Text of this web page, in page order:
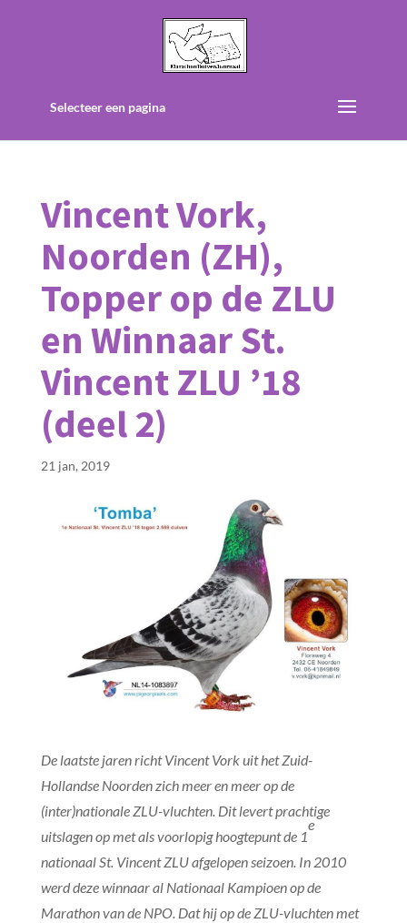
Selecteer een pagina
Vincent Vork,
Noorden (ZH),
Topper op de ZLU
en Winnaar St.
Vincent ZLU ’18
(deel 2)
21 jan, 2019
De laatste jaren richt Vincent Vork uit het Zuid-
Hollandse Noorden zich meer en meer op de
(inter)nationale ZLU-vluchten. Dit levert prachtige
uitslagen op met als voorlopig hoogtepunt de 1
e
nationaal St. Vincent ZLU afgelopen seizoen. In 2010
werd deze winnaar al Nationaal Kampioen op de
Marathon van de NPO. Dat hij op de ZLU-vluchten met